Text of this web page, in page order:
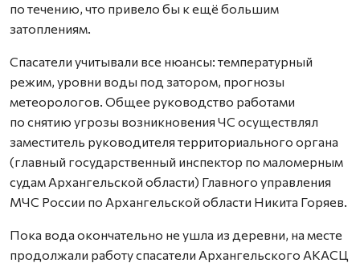
по течению, что привело бы к ещё большим
затоплениям.
Спасатели учитывали все нюансы: температурный
режим, уровни воды под затором, прогнозы
метеорологов. Общее руководство работами
по снятию угрозы возникновения ЧС осуществлял
заместитель руководителя территориального органа
(главный государственный инспектор по маломерным
судам Архангельской области) Главного управления
МЧС России по Архангельской области Никита Горяев.
Пока вода окончательно не ушла из деревни, на месте
продолжали работу спасатели Архангельского АКАСЦ